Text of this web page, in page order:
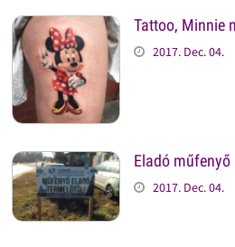
Tattoo, Minnie
2017. Dec. 04.
Eladó műfenyő
2017. Dec. 04.